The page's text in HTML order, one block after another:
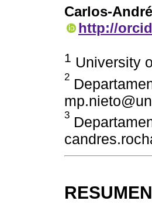
Carlos-
http://
1 University
2
3